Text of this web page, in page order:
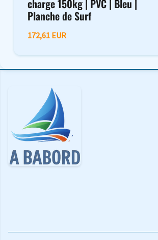
charge 150kg | PVC | Bleu |
Planche de Surf
172,61 EUR